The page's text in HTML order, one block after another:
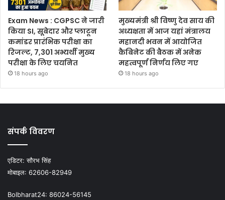
Exam News : CGPSC ने जारी
किया SI, सूबेदार और प्लाटून
कमांडर प्रारंभिक परीक्षा का
रिजल्ट, 7,301 अभ्यर्थी मुख्य
परीक्षा के लिए चयनित
18 hours ago
मुख्यमंत्री श्री विष्णु देव साय की
अध्यक्षता में आज यहां मंत्रालय
महानदी भवन में आयोजित
कैबिनेट की बैठक में अनेक
महत्वपूर्ण निर्णय लिए गए
18 hours ago
संपर्क विवरण
एडिटर:सौरभ सिंह
मोबाइल: 62606-82949
Bolbharat24: 86024-56145